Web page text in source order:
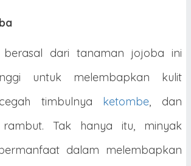
berasal dari tanaman jojoba ini
untuk melembapkan kulit
timbulnya ketombe, dan
rambut. Tak hanya itu, minyak
dalam melembapkan